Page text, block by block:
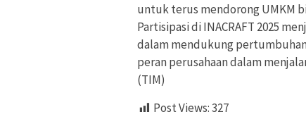
untuk terus mendorong UMKM
Partisipasi di INACRAFT 2025
dalam mendukung
peran perusahaan dalam
(TIM)
Post Views:327